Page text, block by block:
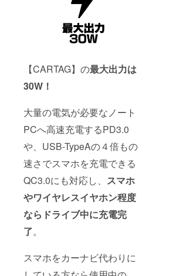
【CARTAG】の最大出力は
30W！
大量の電気が必要なノート
PCへ高速充電するPD3.0
や、USB-TypeAの４倍もの
速さでスマホを充電できる
QC3.0にも対応し、 スマホ
やワイヤレスイヤホン程度
ならドライブ中に充電完
了。
スマホをカーナビ代わりに